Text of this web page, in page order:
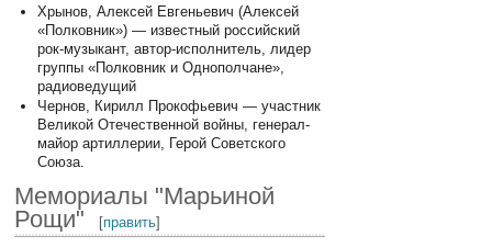
Хрынов, Алексей Евгеньевич (Алексей
«Полковник») — известный российский
рок-музыкант, автор-исполнитель, лидер
группы «Полковник и Однополчане»,
радиоведущий
Чернов, Кирилл Прокофьевич — участник
Великой Отечественной войны, генерал-
майор артиллерии, Герой Советского
Союза.
Мемориалы "Марьиной
Рощи"
[править]